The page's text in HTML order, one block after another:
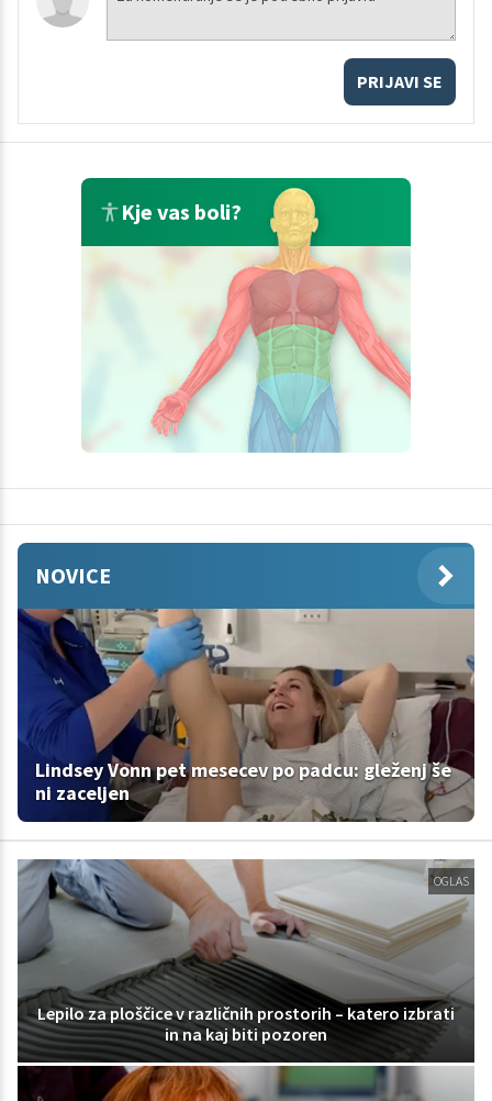
PRIJAVI SE
Kje vas boli?
NOVICE
Lindsey Vonn pet mesecev po padcu: gleženj še
ni zaceljen
OGLAS
Lepilo za ploščice v različnih prostorih – katero izbrati
in na kaj biti pozoren